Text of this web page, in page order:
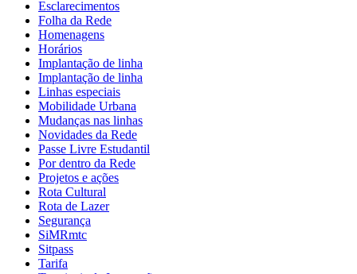
Esclarecimentos
Folha da Rede
Homenagens
Horários
Implantação de linha
Implantação de linha
Linhas especiais
Mobilidade Urbana
Mudanças nas linhas
Novidades da Rede
Passe Livre Estudantil
Por dentro da Rede
Projetos e ações
Rota Cultural
Rota de Lazer
Segurança
SiMRmtc
Sitpass
Tarifa